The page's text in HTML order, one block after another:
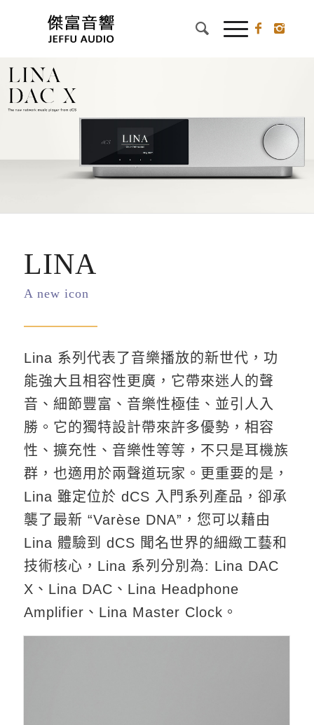
LINA
A new icon
Lina 系列代表了音樂播放的新世代，功
能強大且相容性更廣，它帶來迷人的聲
音、細節豐富、音樂性極佳、並引人入
勝。它的獨特設計帶來許多優勢，相容
性、擴充性、音樂性等等，不只是耳機族
群，也適用於兩聲道玩家。更重要的是，
Lina 雖定位於 dCS 入門系列產品，卻承
襲了最新 “Varèse DNA”，您可以藉由
Lina 體驗到 dCS 聞名世界的細緻工藝和
技術核心，Lina 系列分別為: Lina DAC
X、Lina DAC、Lina Headphone
Amplifier、Lina Master Clock。